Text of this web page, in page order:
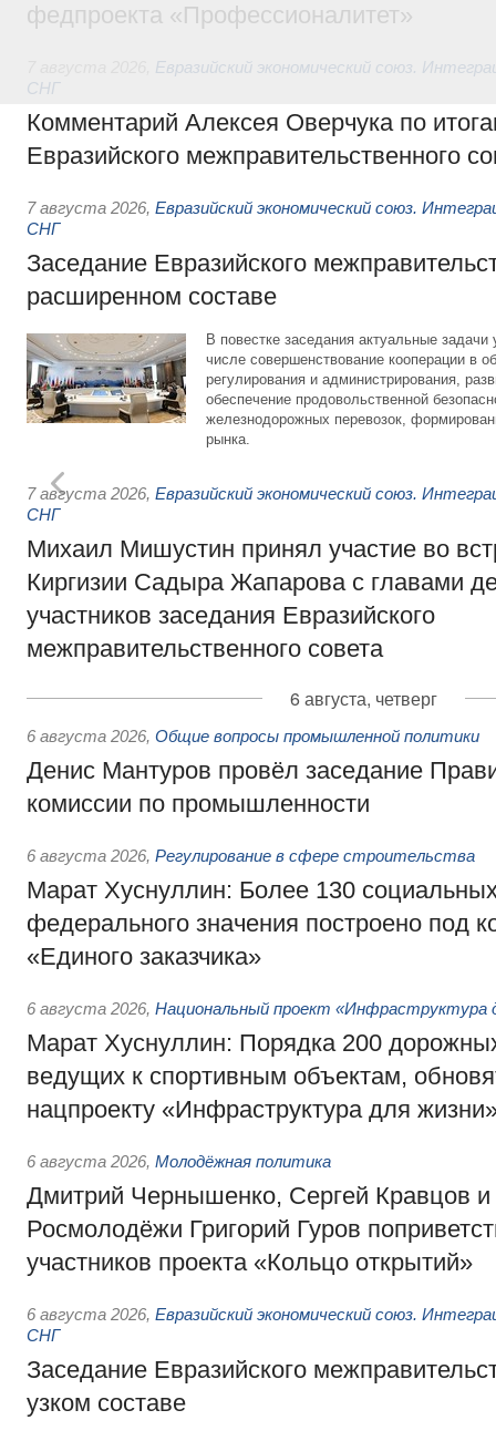
федпроекта «Профессионалитет»
Евразийский экономический союз.
СНГ
Комментарий Алексея Оверчука по
Евразийского межправительственного
7 августа 2026, Евразийский экономический союз.
СНГ
Заседание Евразийского
расширенном составе
В повестке заседания актуальные задачи
числе совершенствование кооперации в
регулирования и администрирования,
обеспечение продовольственной
железнодорожных перевозок,
рынка.
7 августа 2026, Евразийский экономический союз.
СНГ
Михаил Мишустин принял участие во
Киргизии Садыра Жапарова с главами
участников заседания Евразийского
межправительственного совета
6 августа, четверг
6 августа 2026, Общие вопросы промышленной политики
Денис Мантуров провёл заседание
комиссии по промышленности
6 августа 2026, Регулирование в сфере строительства
Марат Хуснуллин: Более 130
федерального значения построено под
«Единого заказчика»
6 августа 2026, Национальный проект «Инфраструктура
Марат Хуснуллин: Порядка 200
ведущих к спортивным объектам,
нацпроекту «Инфраструктура для
6 августа 2026, Молодёжная политика
Дмитрий Чернышенко, Сергей Кравцов и
Росмолодёжи Григорий Гуров
участников проекта «Кольцо открытий»
6 августа 2026, Евразийский экономический союз.
СНГ
Заседание Евразийского
узком составе